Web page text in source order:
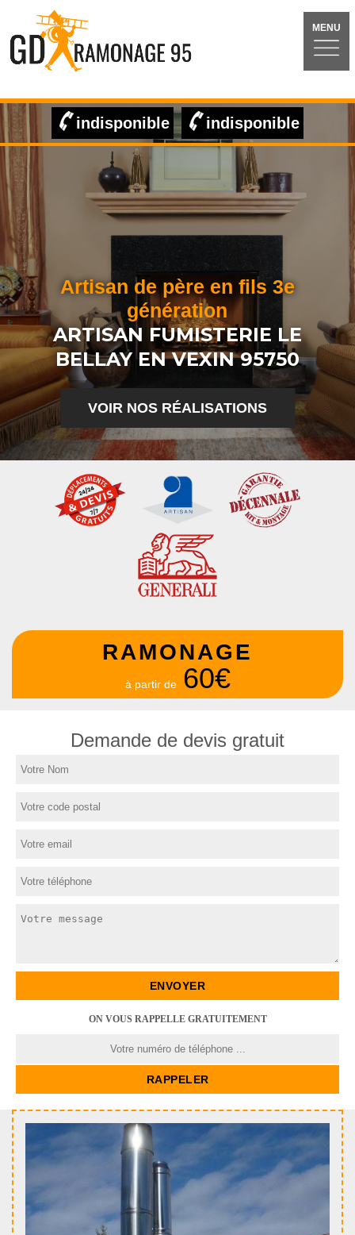
MENU
indisponible indisponible
Artisan de père en fils 3e
génération
ARTISAN FUMISTERIE LE
BELLAY EN VEXIN 95750
VOIR NOS RÉALISATIONS
RAMONAGE
à partir de 60€
Demande de devis gratuit
ON VOUS RAPPELLE GRATUITEMENT